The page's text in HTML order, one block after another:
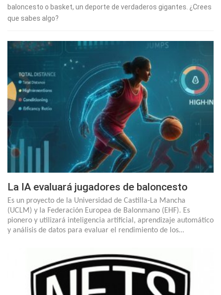
baloncesto o basket, un deporte de verdaderos gigantes. ¿Crees
que sabes algo?
La IA evaluará jugadores de baloncesto
Es un proyecto de la Universidad de Castilla-La Mancha
(UCLM) y la Federación Europea de Balonmano (EHF). Es
pionero y utilizará inteligencia artificial, aprendizaje automático
y análisis de datos para evaluar el rendimiento de los…